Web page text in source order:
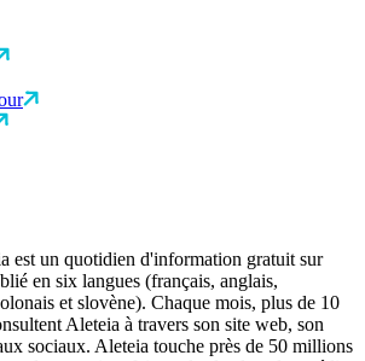
est un quotidien d'information gratuit sur
en six langues (français, anglais,
et slovène). Chaque mois, plus de 10
Aleteia à travers son site web, son
sociaux. Aleteia touche près de 50 millions